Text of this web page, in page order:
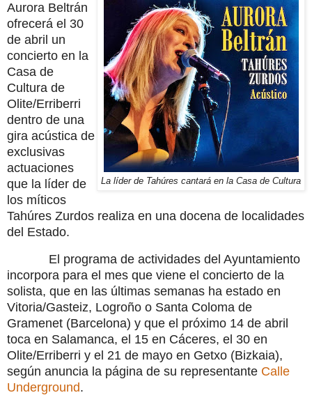
La líder de Tahúres cantará en la Casa de Cultura
Aurora Beltrán
ofrecerá el 30
de abril un
concierto en la
Casa de
Cultura de
Olite/Erriberri
dentro de una
gira acústica de
exclusivas
actuaciones
que la líder de
los míticos
Tahúres Zurdos realiza en una docena de localidades
del Estado.
El programa de actividades del Ayuntamiento
incorpora para el mes que viene el concierto de la
solista, que en las últimas semanas ha estado en
Vitoria/Gasteiz, Logroño o Santa Coloma de
Gramenet (Barcelona) y que el próximo 14 de abril
toca en Salamanca, el 15 en Cáceres, el 30 en
Olite/Erriberri y el 21 de mayo en Getxo (Bizkaia),
según anuncia la página de su representante Calle
Underground.